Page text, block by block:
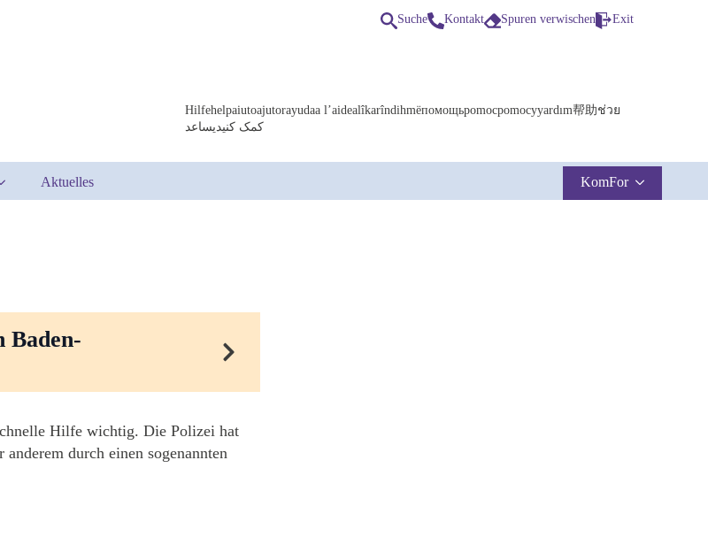
Suche Kontakt Spuren verwischen Exit
Search
Hilfehelpaiutoajutorayudaa l’aidealîkarîndihmëпомощьpomocpomocyyardım帮助ช่วย
يساعدکمک کنید
Aktuelles KomFor
Baden-
Hilfe wichtig. Die Polizei hat
durch einen sogenannten